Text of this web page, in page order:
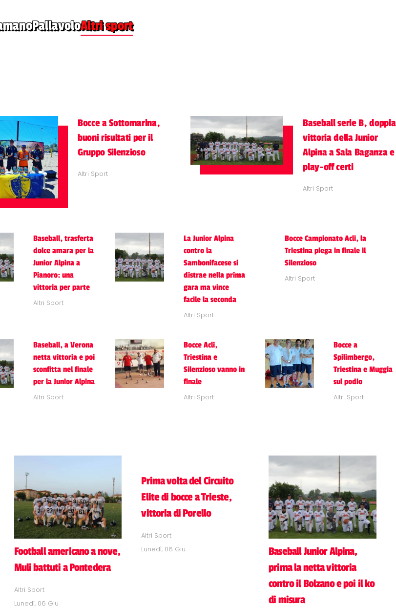
PallavoloAltri sport
Bocce a Sottomarina,
buoni risultati per il
Gruppo Silenzioso
Altri Sport
Baseball serie B, doppia
vittoria della Junior
Alpina a Sala Baganza e
play-off certi
Altri Sport
Baseball, trasferta
dolce amara per la
Junior Alpina a
Pianoro: una
vittoria per parte
Altri Sport
La Junior Alpina
contro la
Sambonifacese si
distrae nella prima
gara ma vince
facile la seconda
Altri Sport
Bocce Campionato Acli, la
Triestina piega in finale il
Silenzioso
Altri Sport
Baseball, a Verona
netta vittoria e poi
sconfitta nel finale
per la Junior Alpina
Altri Sport
Bocce Acli,
Triestina e
Silenzioso vanno in
finale
Altri Sport
Bocce a
Spilimbergo,
Triestina e Muggia
sul podio
Altri Sport
Football americano a nove,
Muli battuti a Pontedera
Altri Sport
Lunedì, 06 Giu
Prima volta del Circuito
Elite di bocce a Trieste,
vittoria di Porello
Altri Sport
Lunedì, 06 Giu
Baseball Junior Alpina,
prima la netta vittoria
contro il Bolzano e poi il ko
di misura